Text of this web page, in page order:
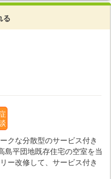
る
クな分散型のサービス付き
島平団地既存住宅の空室を当
ー改修して、サービス付き